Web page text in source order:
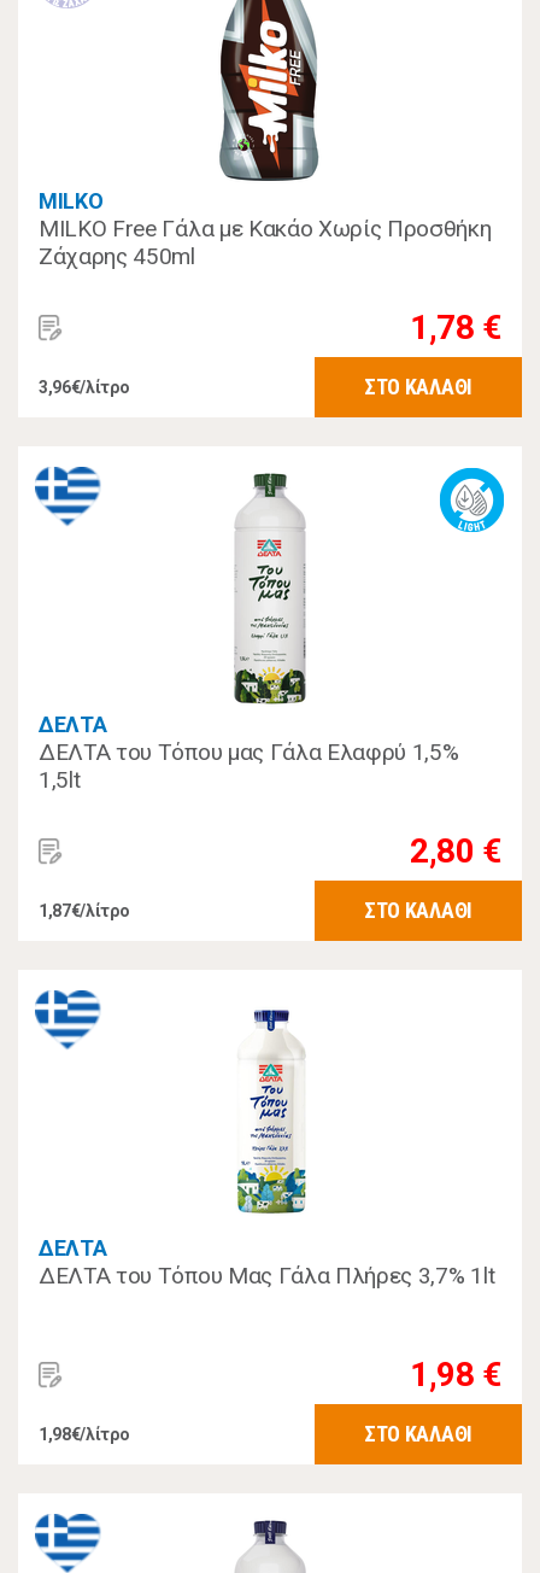
MILKO
MILKO Free Γάλα με Κακάο Χωρίς Προσθήκη
Ζάχαρης 450ml
1,78 €
3,96€/λίτρο ΣΤΟ ΚΑΛΑΘΙ
ΔΕΛΤΑ
ΔΕΛΤΑ του Τόπου μας Γάλα Ελαφρύ 1,5%
1,5lt
2,80 €
1,87€/λίτρο ΣΤΟ ΚΑΛΑΘΙ
ΔΕΛΤΑ
ΔΕΛΤΑ του Τόπου Μας Γάλα Πλήρες 3,7% 1lt
1,98 €
1,98€/λίτρο ΣΤΟ ΚΑΛΑΘΙ